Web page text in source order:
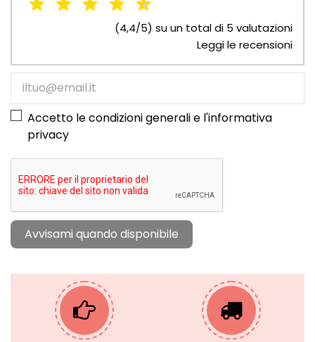
(4,4/5) su un total di 5 valutazioni
Leggi le recensioni
Accetto le condizioni generali e l'informativa
privacy